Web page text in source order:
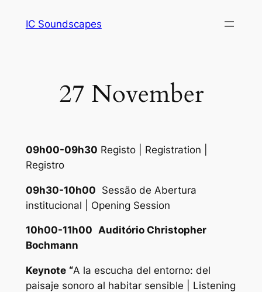
IC Soundscapes
27 November
09h00-09h30 Registo | Registration |
Registro
09h30-10h00 Sessão de Abertura
institucional | Opening Session
10h00-11h00 Auditório Christopher
Bochmann
Keynote “A la escucha del entorno: del
paisaje sonoro al habitar sensible | Listening